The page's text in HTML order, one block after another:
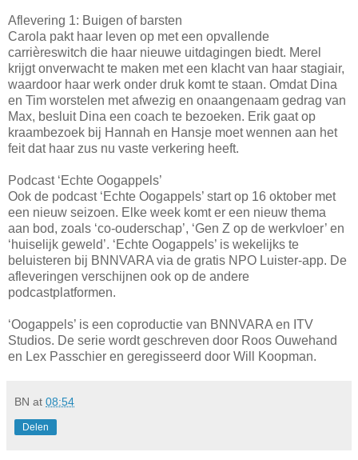
Aflevering 1: Buigen of barsten
Carola pakt haar leven op met een opvallende
carrièreswitch die haar nieuwe uitdagingen biedt. Merel
krijgt onverwacht te maken met een klacht van haar stagiair,
waardoor haar werk onder druk komt te staan. Omdat Dina
en Tim worstelen met afwezig en onaangenaam gedrag van
Max, besluit Dina een coach te bezoeken. Erik gaat op
kraambezoek bij Hannah en Hansje moet wennen aan het
feit dat haar zus nu vaste verkering heeft.
Podcast ‘Echte Oogappels’
Ook de podcast ‘Echte Oogappels’ start op 16 oktober met
een nieuw seizoen. Elke week komt er een nieuw thema
aan bod, zoals ‘co-ouderschap’, ‘Gen Z op de werkvloer’ en
‘huiselijk geweld’. ‘Echte Oogappels’ is wekelijks te
beluisteren bij BNNVARA via de gratis NPO Luister-app. De
afleveringen verschijnen ook op de andere
podcastplatformen.
‘Oogappels’ is een coproductie van BNNVARA en ITV
Studios. De serie wordt geschreven door Roos Ouwehand
en Lex Passchier en geregisseerd door Will Koopman.
BN at 08:54
Delen